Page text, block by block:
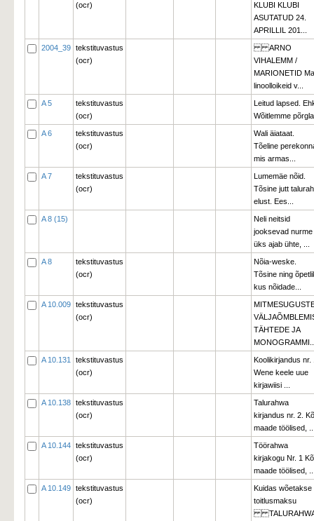
(ocr)
KLUBI KLUBI
ASUTATUD 24.
APRILLIL 201...
2004_39 tekstituvastus
(ocr)
ARNO
VIHALEMM /
MARIONETID
linoolloikeid v...
A 5
tekstituvastus
(ocr)
Leitud lapsed.
Wõitlemme
A 6
tekstituvastus
(ocr)
Wali äiataat.
Tõeline
mis armas...
A 7
tekstituvastus
(ocr)
Lumemäe nõid.
Tõsine jutt
elust. Ees...
A 8 (15)
Neli neitsid
jooksevad nurme
üks ajab ühte, ...
A 8
tekstituvastus
(ocr)
Nõia-weske.
Tõsine ning
kus nõidade...
A 10.009 tekstituvastus
(ocr)
TÄHTEDE JA
A 10.131
tekstituvastus
(ocr)
Koolikirjandus nr.
Wene keele uue
kirjawiisi ...
A 10.138 tekstituvastus
(ocr)
Talurahwa
kirjandus nr. 2.
maade töölised,
A 10.144 tekstituvastus
(ocr)
Töörahwa
kirjakogu Nr. 1
maade töölised,
A 10.149 tekstituvastus
(ocr)
Kuidas wõetakse
toitlusmaksu